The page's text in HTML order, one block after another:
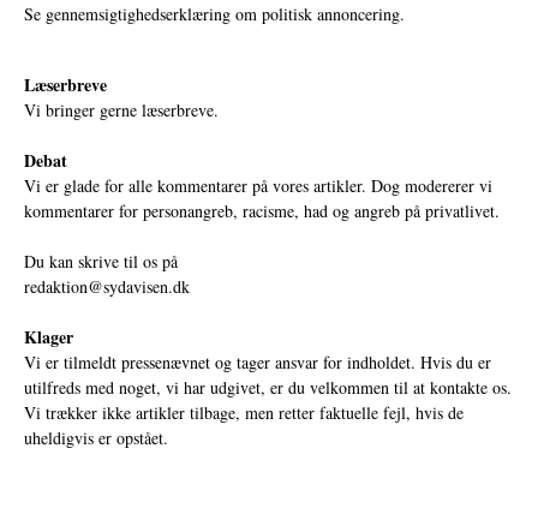
Se gennemsigtighedserklæring om politisk annoncering.
Læserbreve
Vi bringer gerne læserbreve.
Debat
Vi er glade for alle kommentarer på vores artikler. Dog modererer vi
kommentarer for personangreb, racisme, had og angreb på privatlivet.
Du kan skrive til os på
redaktion@sydavisen.dk
Klager
Vi er tilmeldt pressenævnet og tager ansvar for indholdet. Hvis du er
utilfreds med noget, vi har udgivet, er du velkommen til at kontakte os.
Vi trækker ikke artikler tilbage, men retter faktuelle fejl, hvis de
uheldigvis er opstået.